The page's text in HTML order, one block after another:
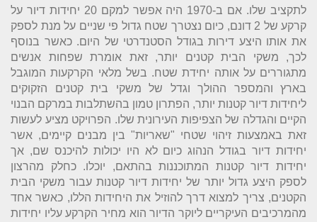
לתקציב שלו.
אם ב-1970 היה אפשר למקם 20 יחידות דיור על
קרקע של 2 דונם, כיום נצטרך שטח גדול פי שניים על מנת לספק
את אותו היצע דירות בגודל הסטנדרטי של היום. כאשר בנוסף
לכך, משקי הבית קטנים יותר, זאת אומרת שפחות אנשים
מתגוררים על אותה יחידת שטח. בשל מלאי הקרקעות המוגבל
בארץ והמספר ההולך וגדל של משקי בית קטנים הזקוקים
ליחידות דיור קטנות יותר, הפתרון טמון בהשתלבות במרקם הבנוי
הקיים והגדלה של הצפיפות העירונית שלו. הפרויקט מציע לעשות
זאת באמצעות זיהוי שטחי "שאריות" בין מבנים קיימים, אשר
יחידות דיור בגודל הנהוג כיום לא היו יכולות להיכנס שם, אך
יחידות דיור קטנות המתוכננות בהתאם, יוכלו.כחלק מהרצון
לספק היצע גדול יותר של יחידות דיור קטנות עבור משקי הבית
הקטנים, צריך למצוא דרך להוזיל את היחידות הללו, כאשר אחד
מהמרכיבים העיקריים ליוקר הדיור הוא מחיר הקרקע עליו יחידות